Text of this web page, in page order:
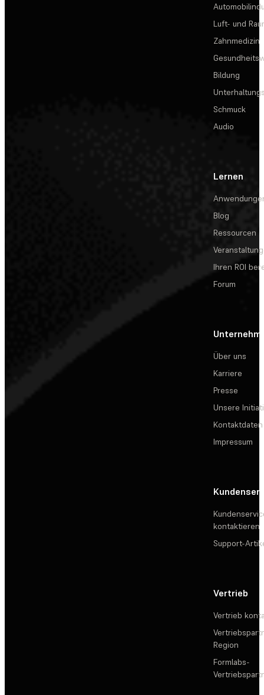
Luft- und
Zahnmedizin
Bildung
Schmuck
Audio
Lernen
Blog
Ressourcen
Ihren ROI
Forum
Über uns
Karriere
Presse
Unsere
Kontaktdaten
Impressum
kontaktieren
Support-
Vertrieb
Vertrieb
Region
Formlabs-